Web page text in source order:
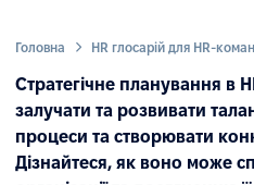
Головна HR глосарій для HR-
Стратегічне планування в
залучати та розвивати
процеси та створювати
Дізнайтеся, як воно може